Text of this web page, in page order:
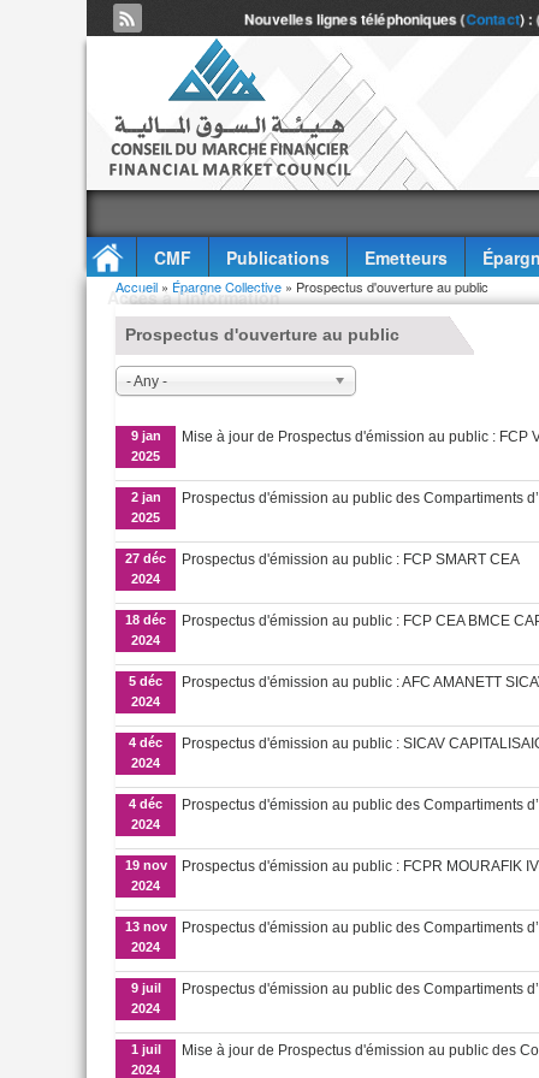
Nouvelles lignes téléphoniques (Contact) :
CMF Publications Emetteurs
Accès à l'information
Vous êtes ici
Accueil » Épargne Collective » Prospectus d'ouverture au public
Prospectus d'ouverture au public
- Any -
9 jan
2025
Mise à jour de Prospectus d'émission au public : FCP
2 jan
2025
Prospectus d'émission au public des Compartiments
27 déc
2024
Prospectus d'émission au public : FCP SMART CEA
18 déc
2024
Prospectus d'émission au public : FCP CEA BMCE
5 déc
2024
Prospectus d'émission au public : AFC AMANETT
4 déc
2024
Prospectus d'émission au public : SICAV
4 déc
2024
Prospectus d'émission au public des Compartiments
19 nov
2024
Prospectus d'émission au public : FCPR MOURAFIK IV
13 nov
2024
Prospectus d'émission au public des Compartiments
9 juil
2024
Prospectus d'émission au public des Compartiments
1 juil
2024
Mise à jour de Prospectus d'émission au public des